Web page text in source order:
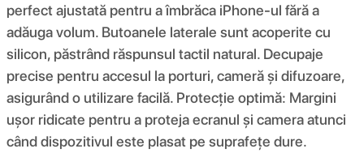
perfect ajustată pentru a îmbrăca iPhone-ul fără a
adăuga volum. Butoanele laterale sunt acoperite cu
silicon, păstrând răspunsul tactil natural. Decupaje
precise pentru accesul la porturi, cameră și difuzoare,
asigurând o utilizare facilă. Protecție optimă: Margini
ușor ridicate pentru a proteja ecranul și camera atunci
când dispozitivul este plasat pe suprafețe dure.